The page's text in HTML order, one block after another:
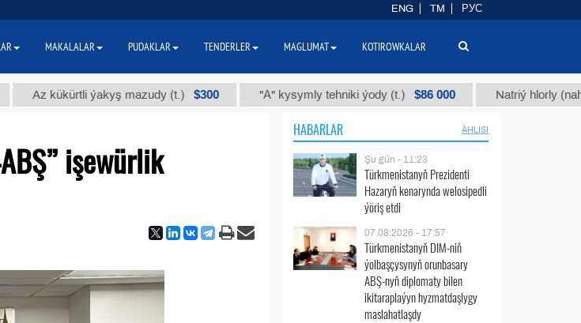
Az kükürtli ýakyş mazudy (t.) $300 "А" kysymly tehniki ýody (t.) $86 000 Natriý hlorly (nahar
işewürlik
HABARLAR ÄHLISI
Şu gün - 11:23
Türkmenistanyň Prezidenti
Hazaryň kenarynda welosipedli
ýöriş etdi
07.08.2026 - 17:57
Türkmenistanyň DIM-niň
ýolbaşçysynyň orunbasary
ABŞ-nyň diplomaty bilen
ikitaraplaýyn hyzmatdaşlygy
maslahatlaşdy
ENG TM РУС
MAKALALAR PUDAKLAR TENDERLER MAGLUMAT KOTIROWKALAR